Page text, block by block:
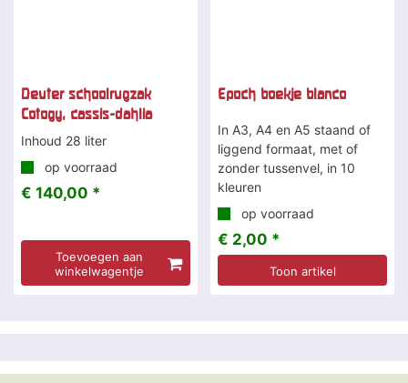
Deuter schoolrugzak
Cotogy, cassis-dahlia
Inhoud 28 liter
op voorraad
€ 140,00 *
Toevoegen aan
winkelwagentje
Epoch boekje blanco
In A3, A4 en A5 staand of
liggend formaat, met of
zonder tussenvel, in 10
kleuren
op voorraad
€ 2,00 *
Toon artikel